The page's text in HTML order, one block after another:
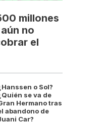
millones
no
el
o Sol?
se va de
Hermano tras
abandono de
Car?